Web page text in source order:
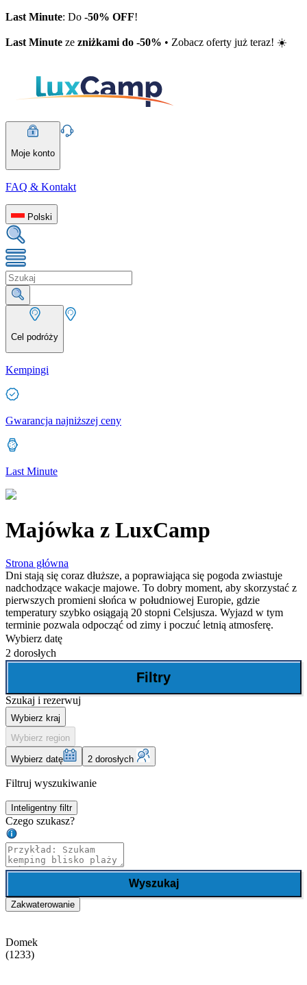
Last Minute: Do -50% OFF!
Last Minute ze zniżkami do -50% • Zobacz oferty już teraz! ☀️
Moje konto
FAQ & Kontakt
Polski
Cel podróży
Kempingi
Gwarancja najniższej ceny
Last Minute
Majówka z LuxCamp
Strona główna
Dni stają się coraz dłuższe, a poprawiająca się pogoda zwiastuje
nadchodzące wakacje majowe. To dobry moment, aby skorzystać z
pierwszych promieni słońca w południowej Europie, gdzie
temperatury szybko osiągają 20 stopni Celsjusza. Wyjazd w tym
terminie pozwala odpocząć od zimy i poczuć letnią atmosferę.
Wybierz datę
2 dorosłych
Filtry
Szukaj i rezerwuj
Wybierz kraj
Wybierz region
Wybierz datę 2 dorosłych
Filtruj wyszukiwanie
Inteligentny filtr
Czego szukasz?
Wyszukaj
Zakwaterowanie
Domek
(1233)